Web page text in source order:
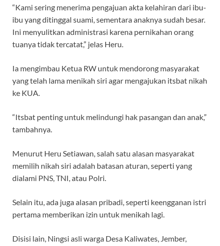
“Kami sering menerima pengajuan akta kelahiran dari ibu-
ibu yang ditinggal suami, sementara anaknya sudah besar.
Ini menyulitkan administrasi karena pernikahan orang
tuanya tidak tercatat,” jelas Heru.
Ia mengimbau Ketua RW untuk mendorong masyarakat
yang telah lama menikah siri agar mengajukan itsbat nikah
ke KUA.
“Itsbat penting untuk melindungi hak pasangan dan anak,”
tambahnya.
Menurut Heru Setiawan, salah satu alasan masyarakat
memilih nikah siri adalah batasan aturan, seperti yang
dialami PNS, TNI, atau Polri.
Selain itu, ada juga alasan pribadi, seperti keengganan istri
pertama memberikan izin untuk menikah lagi.
Disisi lain, Ningsi asli warga Desa Kaliwates, Jember,